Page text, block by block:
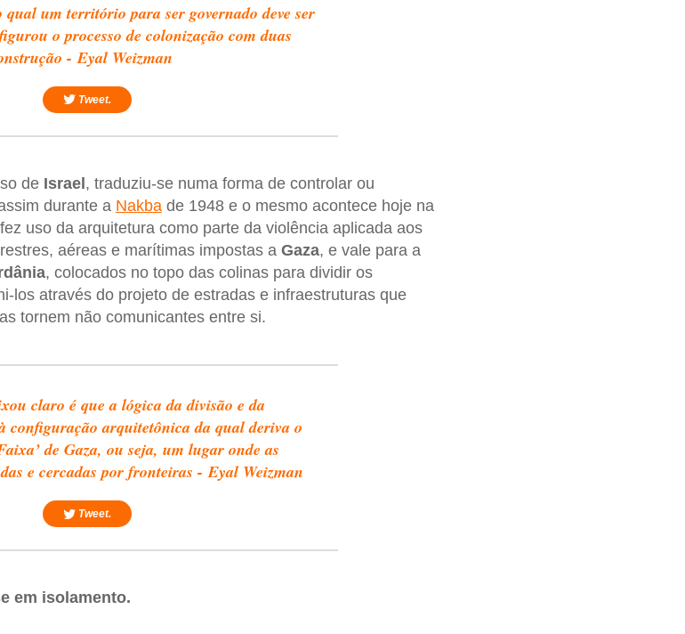
um território para ser governado deve ser
o processo de colonização com duas
- Eyal Weizman
Tweet.
de Israel, traduziu-se numa forma de controlar ou
durante a Nakbade 1948 e o mesmo acontece hoje na
fez uso da arquitetura como parte da violência aplicada aos
aéreas e marítimas impostas a Gaza, e vale para a
, colocados no topo das colinas para dividir os
los através do projeto de estradas e infraestruturas que
tornem não comunicantes entre si.
claro é que a lógica da divisão e da
configuração arquitetônica da qual deriva o
de Gaza, ou seja, um lugar onde as
e cercadas por fronteiras - Eyal Weizman
Tweet.
em isolamento.